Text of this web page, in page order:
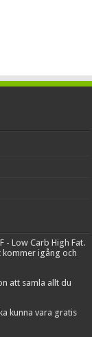
- Low Carb High Fat.
kommer igång och
att samla allt du
kunna vara gratis